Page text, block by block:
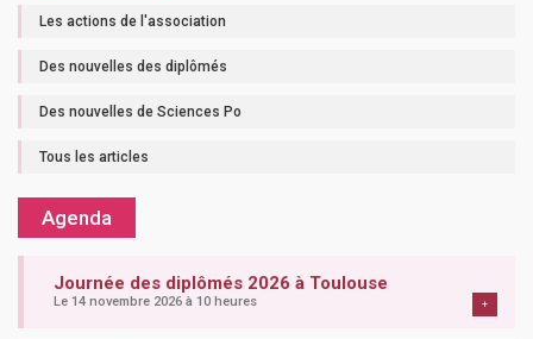
Les actions de l'association
Des nouvelles des diplômés
Des nouvelles de Sciences Po
Tous les articles
Agenda
Journée des diplômés 2026 à Toulouse
Le 14 novembre 2026 à 10 heures +